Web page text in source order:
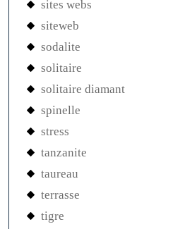
sites webs
siteweb
sodalite
solitaire
solitaire diamant
spinelle
stress
tanzanite
taureau
terrasse
tigre